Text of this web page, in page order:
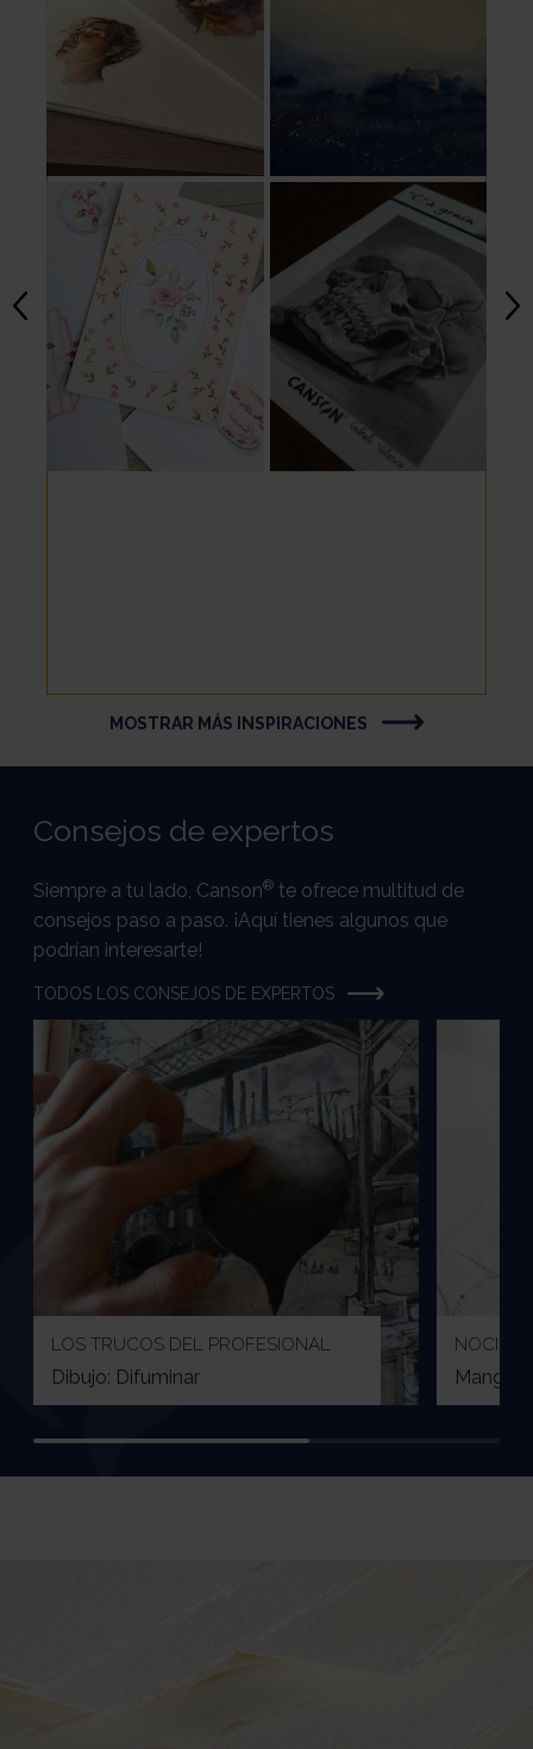
MOSTRAR MÁS INSPIRACIONES
Consejos de expertos
Siempre a tu lado, Canson® te ofrece multitud de
consejos paso a paso. ¡Aquí tienes algunos que
podrían interesarte!
TODOS LOS CONSEJOS DE EXPERTOS
LOS TRUCOS DEL PROFESIONAL
Dibujo: Difuminar Manga :